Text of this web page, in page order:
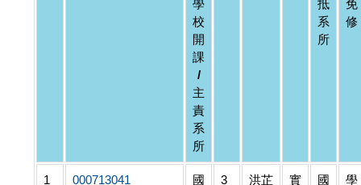
學
校
開
課
/
主
責
系
所
抵
系
所
免
修
1
000713041
國
3
洪芷
實
國
學